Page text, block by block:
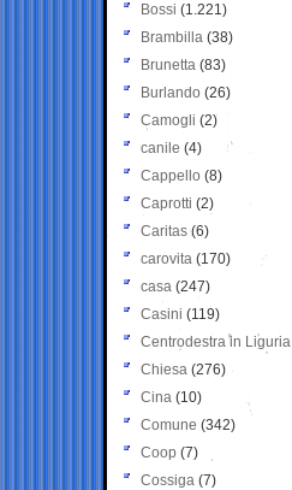
Bossi (1.221)
Brambilla (38)
Brunetta (83)
Burlando (26)
Camogli (2)
canile (4)
Cappello (8)
Caprotti (2)
Caritas (6)
carovita (170)
casa (247)
Casini (119)
Centrodestra in Liguria
Chiesa (276)
Cina (10)
Comune (342)
Coop (7)
Cossiga (7)